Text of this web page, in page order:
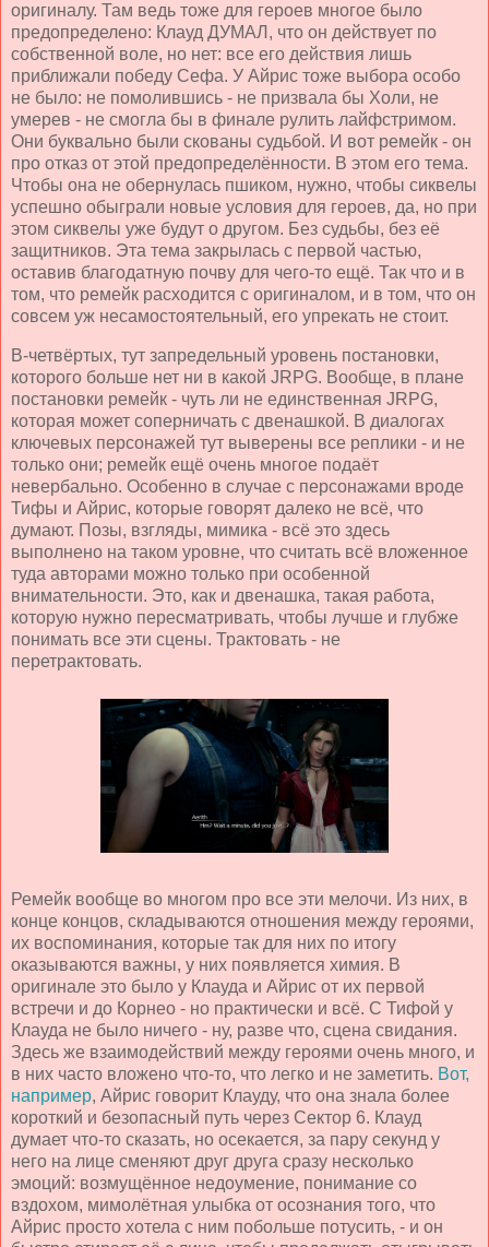
оригиналу. Там ведь тоже для героев многое было
предопределено: Клауд ДУМАЛ, что он действует по
собственной воле, но нет: все его действия лишь
приближали победу Сефа. У Айрис тоже выбора особо
не было: не помолившись - не призвала бы Холи, не
умерев - не смогла бы в финале рулить лайфстримом.
Они буквально были скованы судьбой. И вот ремейк - он
про отказ от этой предопределённости. В этом его тема.
Чтобы она не обернулась пшиком, нужно, чтобы сиквелы
успешно обыграли новые условия для героев, да, но при
этом сиквелы уже будут о другом. Без судьбы, без её
защитников. Эта тема закрылась с первой частью,
оставив благодатную почву для чего-то ещё. Так что и в
том, что ремейк расходится с оригиналом, и в том, что он
совсем уж несамостоятельный, его упрекать не стоит.
В-четвёртых, тут запредельный уровень постановки,
которого больше нет ни в какой JRPG. Вообще, в плане
постановки ремейк - чуть ли не единственная JRPG,
которая может соперничать с двенашкой. В диалогах
ключевых персонажей тут выверены все реплики - и не
только они; ремейк ещё очень многое подаёт
невербально. Особенно в случае с персонажами вроде
Тифы и Айрис, которые говорят далеко не всё, что
думают. Позы, взгляды, мимика - всё это здесь
выполнено на таком уровне, что считать всё вложенное
туда авторами можно только при особенной
внимательности. Это, как и двенашка, такая работа,
которую нужно пересматривать, чтобы лучше и глубже
понимать все эти сцены. Трактовать - не
перетрактовать.
Ремейк вообще во многом про все эти мелочи. Из них, в
конце концов, складываются отношения между героями,
их воспоминания, которые так для них по итогу
оказываются важны, у них появляется химия. В
оригинале это было у Клауда и Айрис от их первой
встречи и до Корнео - но практически и всё. С Тифой у
Клауда не было ничего - ну, разве что, сцена свидания.
Здесь же взаимодействий между героями очень много, и
в них часто вложено что-то, что легко и не заметить. Вот,
например, Айрис говорит Клауду, что она знала более
короткий и безопасный путь через Сектор 6. Клауд
думает что-то сказать, но осекается, за пару секунд у
него на лице сменяют друг друга сразу несколько
эмоций: возмущённое недоумение, понимание со
вздохом, мимолётная улыбка от осознания того, что
Айрис просто хотела с ним побольше потусить, - и он